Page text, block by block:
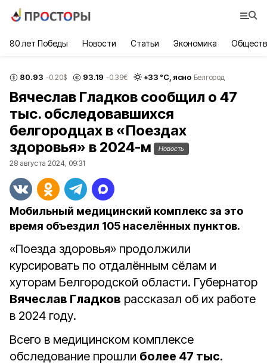
80 лет Победы Новости Статьи Экономика
80.93 -0.20$ 93.19 -0.39€ +33 °С, ясно Белгород
Вячеслав Гладков сообщил о 47
тыс. обследовавшихся
белгородцах в «Поездах
здоровья» в 2024-м
Новость
28 августа 2024, 09:31
Мобильный медицинский комплекс за это
время объездил 105 населённых пунктов.
«Поезда здоровья» продолжили
курсировать по отдалённым сёлам и
хуторам Белгородской области. Губернатор
Вячеслав Гладков рассказал об их работе
в 2024 году.
Всего в медицинском комплексе
обследование прошли более 47 тыс.